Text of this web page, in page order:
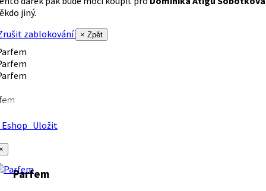
jiný.
zablokování
× Zpět
Uložit
Parfem